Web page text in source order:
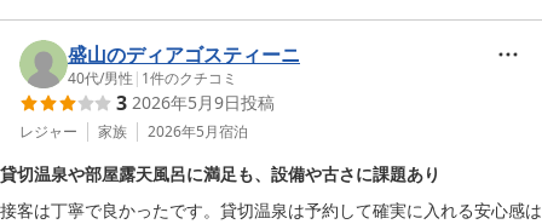
4回目のご宿泊とのこと、いつもご愛顧いただき心より御礼申し上
げます。ご滞在の勝手もご理解いただき、お子様方にも安心してお
楽しみいただけているご様子を大変嬉しく拝見いたしました。
また、スタッフの対応やご夕食につきましても温かいお言葉を頂戴
ご満足いただけるよう、今後も努めてまいります。
盛山のディアゴスティーニ
40代/男性 | 1件のクチコミ
3 2026年5月9日投稿
レジャー 家族 2026年5月宿泊
貸切温泉や部屋露天風呂に満足も、設備や古さに課題あり
接客は丁寧で良かったです。貸切温泉は予約して確実に入れる安心感は